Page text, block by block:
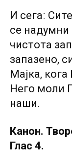
И сегаː
се надумни
чистота
запазено,
Мајка,
Него моли
наши.
Канон.
Глас 4.